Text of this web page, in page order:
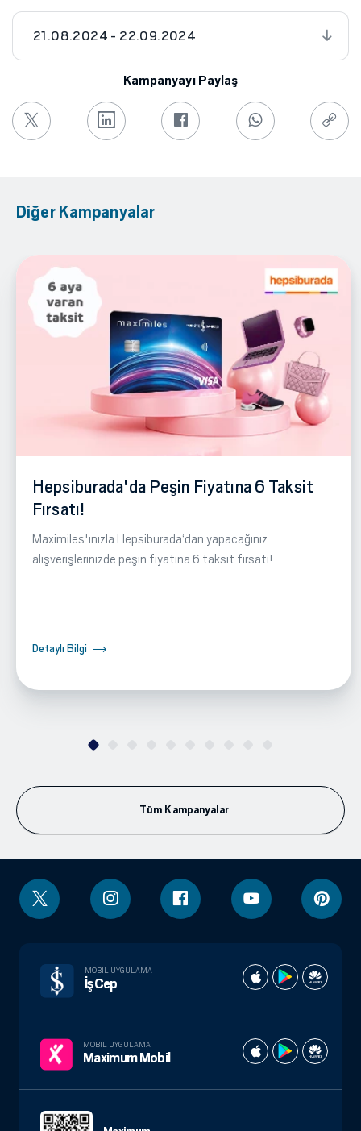
21.08.2024 - 22.09.2024
Kampanyayı Paylaş
Diğer Kampanyalar
Hepsiburada'da Peşin Fiyatına 6 Taksit
Fırsatı!
Maximiles'ınızla Hepsiburada‘dan yapacağınız
alışverişlerinizde peşin fiyatına 6 taksit fırsatı!
Detaylı Bilgi
Tüm Kampanyalar
MOBIL UYGULAMA
İşCep
MOBIL UYGULAMA
Maximum Mobil